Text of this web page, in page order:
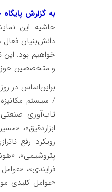
به گزارش
حاشیه این نمایشگاه
دانش‌بنیان
خواهیم بود.
و متخصصین حوزه‌ها با
/ سیستم
ابزاردقیق»،
رویکرد رفع
پتروشیمی»،
فرایندی»،
«عوامل کلیدی